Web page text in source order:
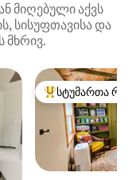
მიღებული აქვს
სისუფთავისა და
მხრივ.
სტუმართა
სტუმართა